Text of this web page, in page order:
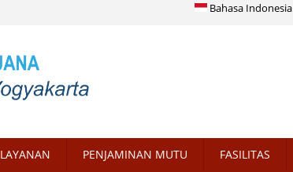
Bahasa Indonesia
LAYANAN PENJAMINAN MUTU FASILITAS